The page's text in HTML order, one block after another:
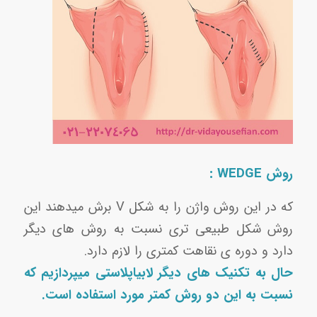
روش WEDGE :
که در این روش واژن را به شکل V برش میدهند این
روش شکل طبیعی تری نسبت به روش های دیگر
دارد و دوره ی نقاهت کمتری را لازم دارد.
حال به تکنیک های دیگر لابیاپلاستی میپردازیم که
نسبت به این دو روش کمتر مورد استفاده است.